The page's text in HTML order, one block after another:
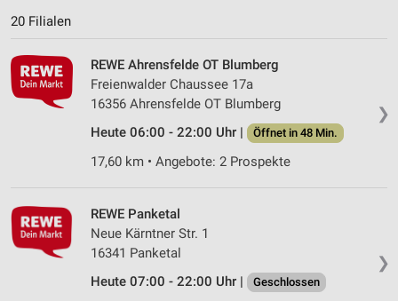
20 Filialen
❯
REWE Ahrensfelde OT Blumberg
Freienwalder Chaussee 17a
16356 Ahrensfelde OT Blumberg
Heute 06:00 - 22:00 Uhr |
Öffnet in 48 Min.
17,60 km • Angebote: 2 Prospekte
❯
REWE Panketal
Neue Kärntner Str. 1
16341 Panketal
Heute 07:00 - 22:00 Uhr |
Geschlossen